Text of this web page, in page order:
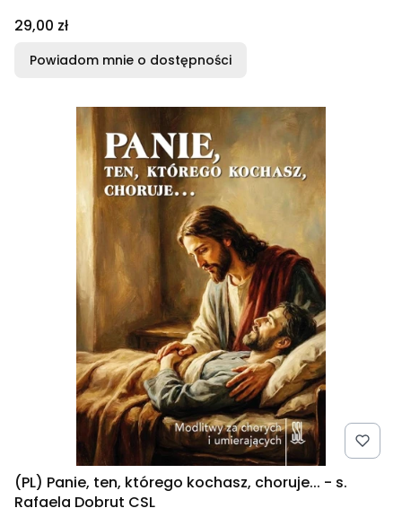
Cena
29,00 zł
Powiadom mnie o dostępności
(PL) Panie, ten, którego kochasz, choruje... - s.
Rafaela Dobrut CSL